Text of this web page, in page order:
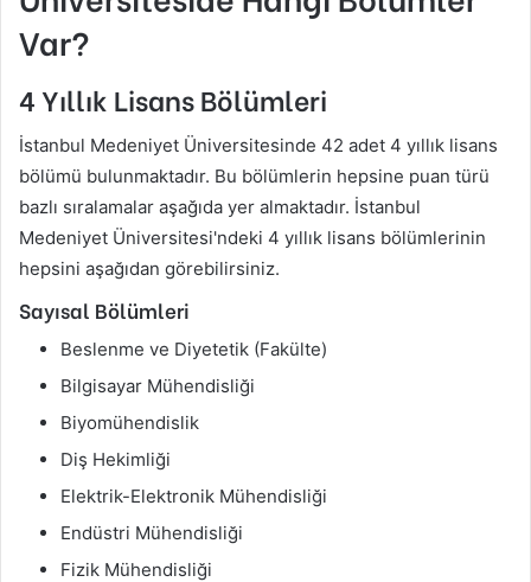
Var?
4 Yıllık Lisans Bölümleri
İstanbul Medeniyet Üniversitesinde 42 adet 4 yıllık lisans
bölümü bulunmaktadır. Bu bölümlerin hepsine puan türü
bazlı sıralamalar aşağıda yer almaktadır. İstanbul
Medeniyet Üniversitesi'ndeki 4 yıllık lisans bölümlerinin
hepsini aşağıdan görebilirsiniz.
Sayısal Bölümleri
Beslenme ve Diyetetik (Fakülte)
Bilgisayar Mühendisliği
Biyomühendislik
Diş Hekimliği
Elektrik-Elektronik Mühendisliği
Endüstri Mühendisliği
Fizik Mühendisliği